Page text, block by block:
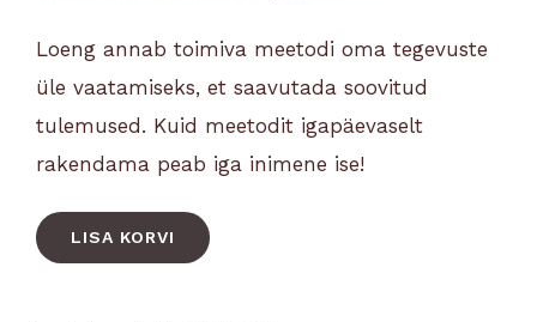
Loeng annab toimiva meetodi oma tegevuste
üle vaatamiseks, et saavutada soovitud
tulemused. Kuid meetodit igapäevaselt
rakendama peab iga inimene ise!
LISA KORVI